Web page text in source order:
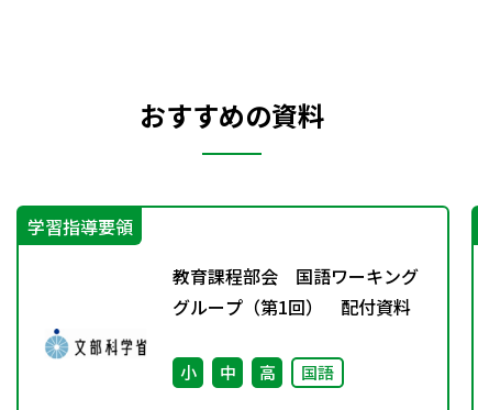
おすすめの資料
学習指導要領
教育課程部会 国語ワーキング
グループ（第1回） 配付資料
小 中 高 国語